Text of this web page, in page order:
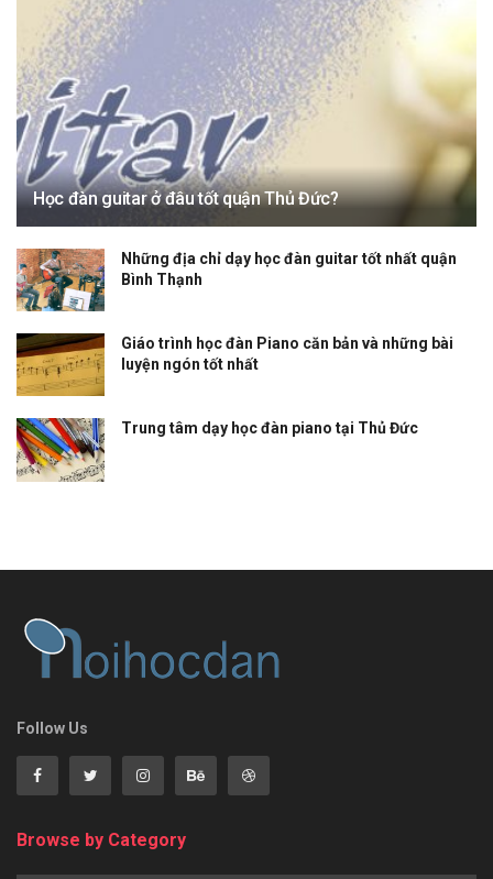
Học đàn guitar ở đâu tốt quận Thủ Đức?
Những địa chỉ dạy học đàn guitar tốt nhất quận
Bình Thạnh
Giáo trình học đàn Piano căn bản và những bài
luyện ngón tốt nhất
Trung tâm dạy học đàn piano tại Thủ Đức
Follow Us
Browse by Category